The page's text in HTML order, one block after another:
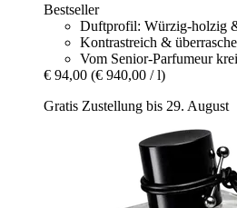
Bestseller
Duftprofil: Würzig-holzig
Kontrastreich &
Vom Senior-Parfumeur
€ 94,00 (€ 940,00 / l)
Gratis Zustellung bis 29. August